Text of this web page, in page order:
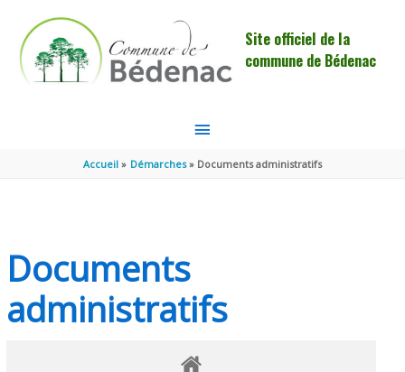
Site officiel de la
commune de Bédenac
MENU
PRINCIPAL
Accueil Démarches Documents administratifs
Documents
administratifs